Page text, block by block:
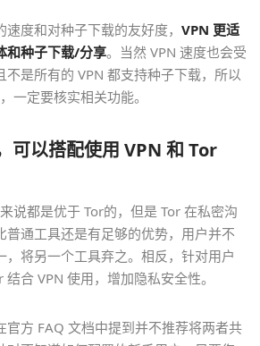
度和对种子下载的友好度， VPN 更适
和种子下载/分享。当然 VPN 速度也会受
不是所有的 VPN 都支持种子下载，所以
一定要核实相关功能。
可以搭配使用 VPN 和 Tor
说都是优于 Tor的，但是 Tor 在私密沟
普通工具还是有足够的优势，用户并不
，将另一个工具弃之。相反，针对用户
合 VPN 使用，增加隐私安全性。
官方 FAQ 文档中提到并不推荐将两者共